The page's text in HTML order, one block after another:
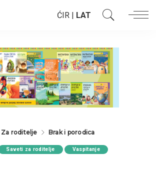
ĆIR | LAT
Za roditelje Brak i porodica
Saveti za roditelje
Vaspitanje